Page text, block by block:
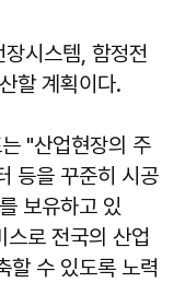
시스템, 함정전
할 계획이다.
"산업현장의 주
등을 꾸준히 시공
보유하고 있
로 전국의 산업
할 수 있도록 노력